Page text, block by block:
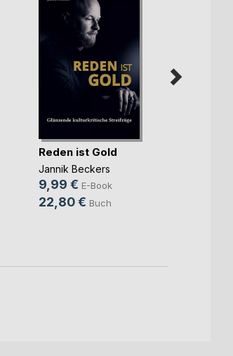
Reden ist Gold
Jannik Beckers
9,99 € E-Book
22,80 € Buch